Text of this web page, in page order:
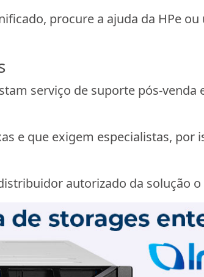
procure a ajuda da HPe
serviço de suporte pós-venda
e que exigem especialistas, por
autorizado da solução